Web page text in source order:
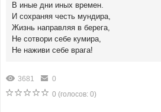
В иные дни иных времен.
И сохраняя честь мундира,
Жизнь направляя в берега,
Не сотвори себе кумира,
Не наживи себе врага!
3681
0
0 (голосов: 0)